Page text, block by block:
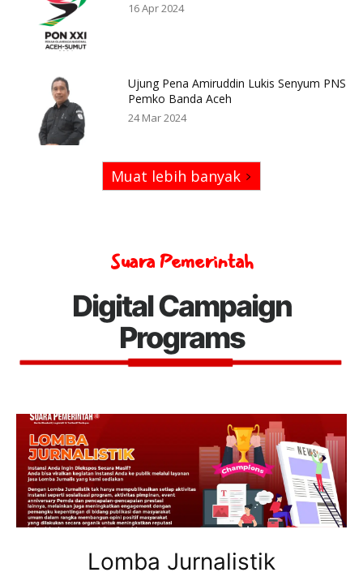
16 Apr 2024
Ujung Pena Amiruddin Lukis Senyum PNS
Pemko Banda Aceh
24 Mar 2024
Muat lebih banyak
Suara Pemerintah
Digital Campaign
Programs
Lomba Jurnalistik